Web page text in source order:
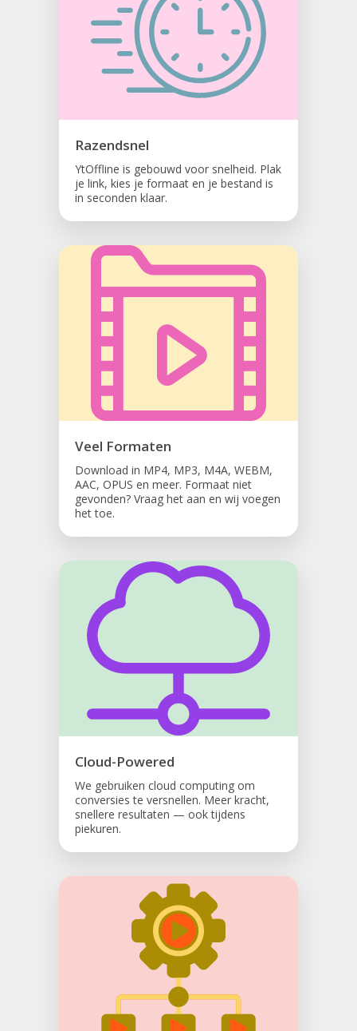
Razendsnel
YtOffline is gebouwd voor snelheid. Plak
je link, kies je formaat en je bestand is
in seconden klaar.
Veel Formaten
Download in MP4, MP3, M4A, WEBM,
AAC, OPUS en meer. Formaat niet
gevonden? Vraag het aan en wij voegen
het toe.
Cloud-Powered
We gebruiken cloud computing om
conversies te versnellen. Meer kracht,
snellere resultaten — ook tijdens
piekuren.